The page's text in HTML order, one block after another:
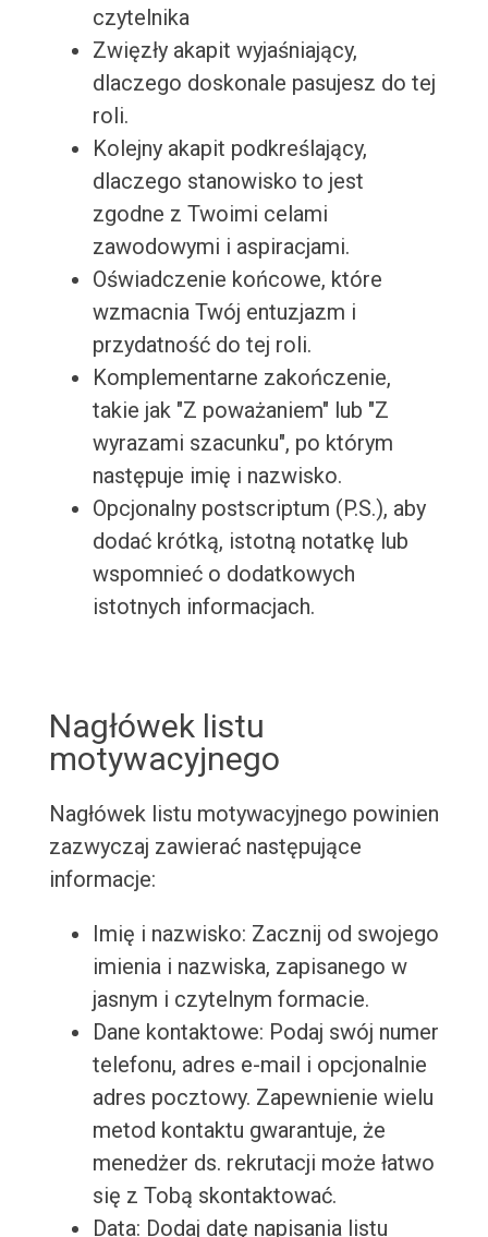
czytelnika
Zwięzły akapit wyjaśniający,
dlaczego doskonale pasujesz do tej
roli.
Kolejny akapit podkreślający,
dlaczego stanowisko to jest
zgodne z Twoimi celami
zawodowymi i aspiracjami.
Oświadczenie końcowe, które
wzmacnia Twój entuzjazm i
przydatność do tej roli.
Komplementarne zakończenie,
takie jak "Z poważaniem" lub "Z
wyrazami szacunku", po którym
następuje imię i nazwisko.
Opcjonalny postscriptum (P.S.), aby
dodać krótką, istotną notatkę lub
wspomnieć o dodatkowych
istotnych informacjach.
Nagłówek listu
motywacyjnego
Nagłówek listu motywacyjnego powinien
zazwyczaj zawierać następujące
informacje:
Imię i nazwisko: Zacznij od swojego
imienia i nazwiska, zapisanego w
jasnym i czytelnym formacie.
Dane kontaktowe: Podaj swój numer
telefonu, adres e-mail i opcjonalnie
adres pocztowy. Zapewnienie wielu
metod kontaktu gwarantuje, że
menedżer ds. rekrutacji może łatwo
się z Tobą skontaktować.
Data: Dodaj datę napisania listu